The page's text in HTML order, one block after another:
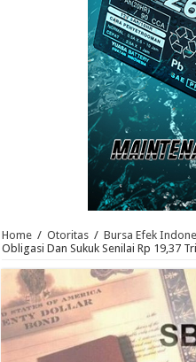
Home / Otoritas / Bursa Efek
Obligasi Dan Sukuk Senilai Rp 19,37